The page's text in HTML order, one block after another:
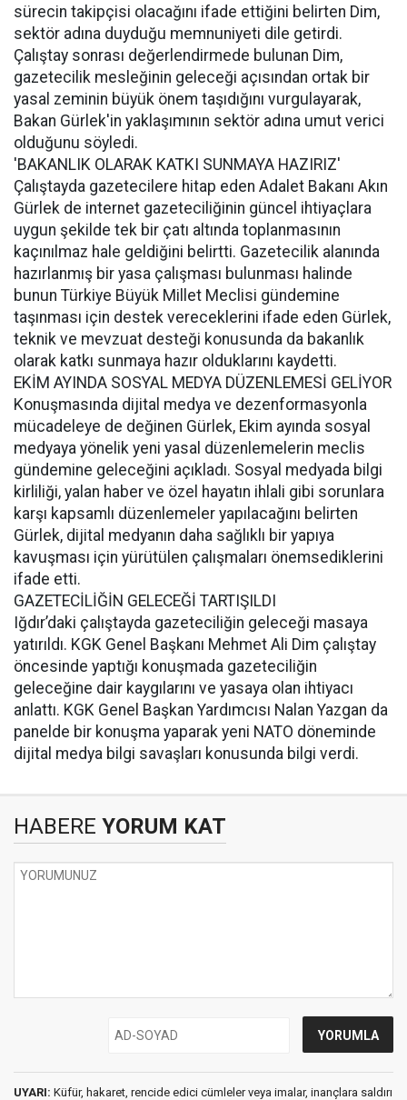
sürecin takipçisi olacağını ifade ettiğini belirten Dim,
sektör adına duyduğu memnuniyeti dile getirdi.
Çalıştay sonrası değerlendirmede bulunan Dim,
gazetecilik mesleğinin geleceği açısından ortak bir
yasal zeminin büyük önem taşıdığını vurgulayarak,
Bakan Gürlek'in yaklaşımının sektör adına umut verici
olduğunu söyledi.
'BAKANLIK OLARAK KATKI SUNMAYA HAZIRIZ'
Çalıştayda gazetecilere hitap eden Adalet Bakanı Akın
Gürlek de internet gazeteciliğinin güncel ihtiyaçlara
uygun şekilde tek bir çatı altında toplanmasının
kaçınılmaz hale geldiğini belirtti. Gazetecilik alanında
hazırlanmış bir yasa çalışması bulunması halinde
bunun Türkiye Büyük Millet Meclisi gündemine
taşınması için destek vereceklerini ifade eden Gürlek,
teknik ve mevzuat desteği konusunda da bakanlık
olarak katkı sunmaya hazır olduklarını kaydetti.
EKİM AYINDA SOSYAL MEDYA DÜZENLEMESİ GELİYOR
Konuşmasında dijital medya ve dezenformasyonla
mücadeleye de değinen Gürlek, Ekim ayında sosyal
medyaya yönelik yeni yasal düzenlemelerin meclis
gündemine geleceğini açıkladı. Sosyal medyada bilgi
kirliliği, yalan haber ve özel hayatın ihlali gibi sorunlara
karşı kapsamlı düzenlemeler yapılacağını belirten
Gürlek, dijital medyanın daha sağlıklı bir yapıya
kavuşması için yürütülen çalışmaları önemsediklerini
ifade etti.
GAZETECİLİĞİN GELECEĞİ TARTIŞILDI
Iğdır’daki çalıştayda gazeteciliğin geleceği masaya
yatırıldı. KGK Genel Başkanı Mehmet Ali Dim çalıştay
öncesinde yaptığı konuşmada gazeteciliğin
geleceğine dair kaygılarını ve yasaya olan ihtiyacı
anlattı. KGK Genel Başkan Yardımcısı Nalan Yazgan da
panelde bir konuşma yaparak yeni NATO döneminde
dijital medya bilgi savaşları konusunda bilgi verdi.
HABERE YORUM KAT
UYARI: Küfür, hakaret, rencide edici cümleler veya imalar, inançlara saldırı